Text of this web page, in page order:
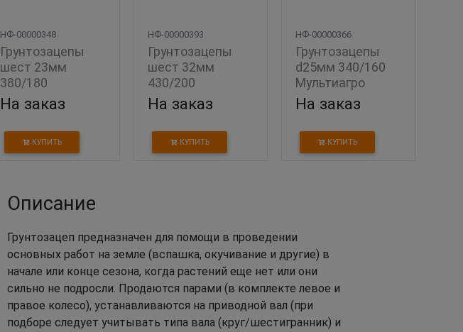
НФ-00000348
Грунтозацепы
шест 23мм
380/180
Мультиагро
На заказ
КУПИТЬ
НФ-00000393
Грунтозацепы
шест 32мм
430/200
Мультиагро
На заказ
КУПИТЬ
НФ-00000366
Грунтозацепы
d25мм 340/160
Мультиагро
На заказ
КУПИТЬ
Описание
Грунтозацеп предназначен для помощи в проведении
основных работ на земле (вспашка, окучивание и другие) в
начале или конце сезона, когда растений еще нет или они
сильно не подросли. Продаются парами (в комплекте левое и
правое колесо), устанавливаются на приводной вал (при
подборе следует учитывать типа вала (круг/шестигранник) и